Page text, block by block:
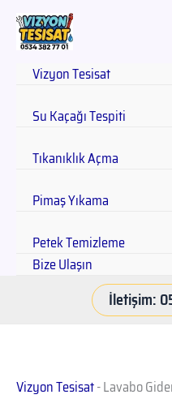
Vizyon Tesisat
Su Kaçağı Tespiti
Tıkanıklık Açma
Pimaş Yıkama
Petek Temizleme
Bize Ulaşın
İletişim:
Vizyon Tesisat-Lavabo